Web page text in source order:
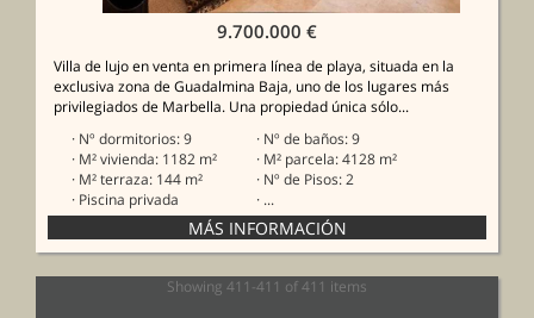
9.700.000 €
Villa de lujo en venta en primera línea de playa, situada en la
exclusiva zona de Guadalmina Baja, uno de los lugares más
privilegiados de Marbella. Una propiedad única sólo...
· Nº dormitorios: 9
· Nº de baños: 9
· M² vivienda: 1182 m²
· M² parcela: 4128 m²
· M² terraza: 144 m²
· Nº de Pisos: 2
· Piscina privada
· ...
Showing 411-411 of 411 items